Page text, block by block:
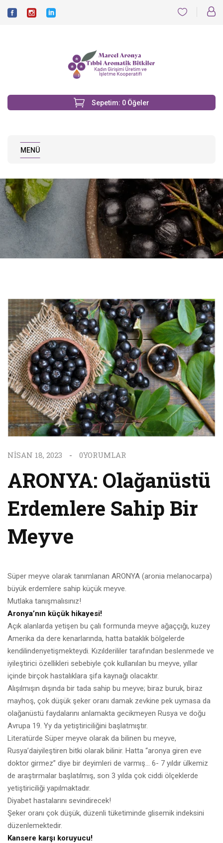
Sepetim: 0 Öğeler
MENÜ
NISAN 18, 2023 0YORUMLAR
ARONYA: Olağanüstü
Erdemlere Sahip Bir
Meyve
Süper meyve olarak tanımlanan ARONYA (aronia melanocarpa)
büyük erdemlere sahip küçük meyve.
Mutlaka tanışmalısınız!
Aronya’nın küçük hikayesi!
Açık alanlarda yetişen bu çalı formunda meyve ağaççığı, kuzey
Amerika da dere kenarlarında, hatta bataklık bölgelerde
kendilindenyetişmekteydi. Kızılderililer tarafından beslenmede ve
iyileştirici özellikleri sebebiyle çok kullanılan bu meyve, yıllar
içinde birçok hastalıklara şifa kaynağı olacaktır.
Alışılmışın dışında bir tada sahip bu meyve; biraz buruk, biraz
mayhoş, çok düşük şeker oranı damak zevkine pek uymasa da
olağanüstü faydalarını anlamakta gecikmeyen Rusya ve doğu
Avrupa 19. Yy da yetiştiriciliğini başlatmıştır.
Literatürde Süper meyve olarak da bilinen bu meyve,
Rusya’daiyileştiren bitki olarak bilinir. Hatta “aronya giren eve
doktor girmez” diye bir deyimleri de varmış… 6- 7 yıldır ülkemiz
de araştırmalar başlatılmış, son 3 yılda çok ciddi ölçeklerde
yetiştiriciliği yapılmaktadır.
Diyabet hastalarını sevindirecek!
Şeker oranı çok düşük, düzenli tüketiminde glisemik indeksini
düzenlemektedir.
Kansere karşı koruyucu!